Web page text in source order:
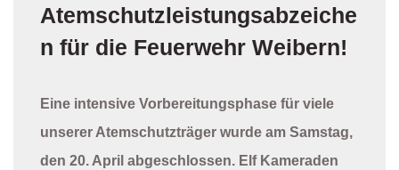
Atemschutzleistungsabzeiche
n für die Feuerwehr Weibern!
Eine intensive Vorbereitungsphase für viele
unserer Atemschutzträger wurde am Samstag,
den 20. April abgeschlossen. Elf Kameraden